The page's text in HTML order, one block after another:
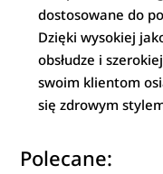
dostosowane do
Dzięki wysokiej
obsłudze i
swoim klientom
się zdrowym
Polecane: